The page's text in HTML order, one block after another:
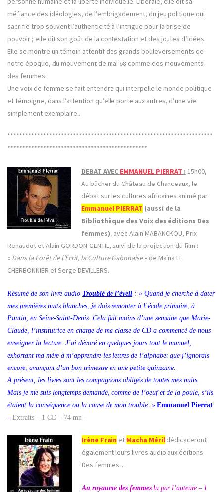
méfiance des idéologies, de l’embrigadement, du jeu politique qui
sacrifie trop souvent l’authenticité à l’intrigue pour la prise de
pouvoir ; elle dit son goût de la contestation et des joutes d’idées.
Elle se montre un témoin attentif des grands bouleversements de
notre époque, du mouvement de mai 68 comme des mouvements
des femmes.
Une voix de femme se fait entendre qui interpelle le monde politique
et témoigne, dans l’attention qu’elle porte aux autres, d’une vie
simplement exemplaire..
*********************************************************************
***********************************************
DEBAT AVEC EMMANUEL PIERRAT : 15h00,
Au bûcher du Château de Chanceaux, le
débat sur les cultures africaines animé par
Emmanuel PIERRAT (aussi de la
Bibliothèque des Voix des éditions Des
femmes),avec Alain MABANCKOU, Prix
Renaudot et Alain GORDON-GENTIL, suivi de la projection du film :
« Dans la Forêt de l’Ecrit, la Culture Gabonaise» de Maïna LE
CHERBONNIER et Serge DEVILLERS.
Résumé de son livre audio Troublé de l’éveil : « Quand je cherche à dater
mes premières nuits blanches, je dois remonter à l’école primaire, à
Pantin, en Seine-Saint-Denis. Cela fait moins d’une semaine que Marie-
Claude, l’institutrice en charge de ma classe de CD a commencé de nous
enseigner la lecture. J’ai dévoré en quelques jours tout le manuel,
exhortant ma mère à m’apprendre les lettres de l’alphabet que j’ignorais
encore, avançant d’un bon trimestre en une petite quinzaine.
A présent, les livres sont les compagnons obligés de toutes mes nuits.
Mais je me suis longtemps demandé, comme de l’oeuf et de la poule, s’ils
étaient la conséquence ou la cause de mon trouble. » Emmanuel Pierrat
– Extraits – 1 CD – 74 mn –
Irène Frain et Macha Mérildédicaceront
également leurs livres audio aux éditions
Des femmes…
Au royaume des femmes lu par l’auteure – 1